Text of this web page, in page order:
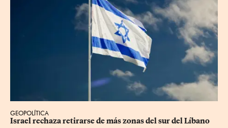
GEOPOLÍTICA
Israel rechaza retirarse de más zonas del sur del Líbano